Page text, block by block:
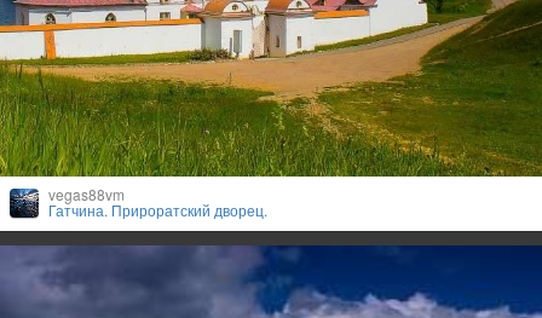
vegas88vm
Гатчина. Прироратский дворец.